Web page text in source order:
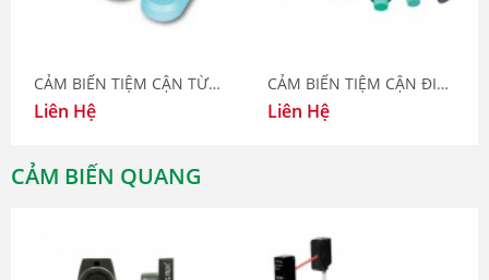
CẢM BIẾN TIỆM CẬN TỪ CẢM LOẠI DẸT
Liên Hệ
CẢM BIẾN TIỆM CẬN ĐIỆN DUNG CUP SERIES
Liên Hệ
CẢM BIẾN QUANG